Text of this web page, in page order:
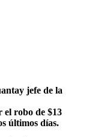
jefe de la
el robo de $13
últimos días.